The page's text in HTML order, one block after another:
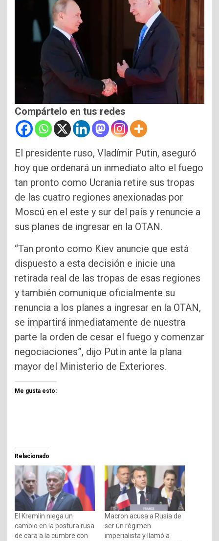
Compártelo en tus redes
El presidente ruso, Vladímir Putin, aseguró
hoy que ordenará un inmediato alto el fuego
tan pronto como Ucrania retire sus tropas
de las cuatro regiones anexionadas por
Moscú en el este y sur del país y renuncie a
sus planes de ingresar en la OTAN.
“Tan pronto como Kiev anuncie que está
dispuesto a esta decisión e inicie una
retirada real de las tropas de esas regiones
y también comunique oficialmente su
renuncia a los planes a ingresar en la OTAN,
se impartirá inmediatamente de nuestra
parte la orden de cesar el fuego y comenzar
negociaciones”, dijo Putin ante la plana
mayor del Ministerio de Exteriores.
Me gusta esto:
Relacionado
El Kremlin niega un
cambio en la postura rusa
de cara a la cumbre con
Macron acusa a Rusia de
ser un régimen
imperialista y llamó a